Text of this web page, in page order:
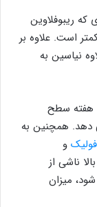
که ریبوفلاوین
است. علاوه بر
نیاسین به
مصرف ویتامین B2 به صورت خوراکی به مدت ۱۲ هفته سطح
تا ۴۰٪ کاهش می دهد. همچنین به
و
ناشی از
میزان